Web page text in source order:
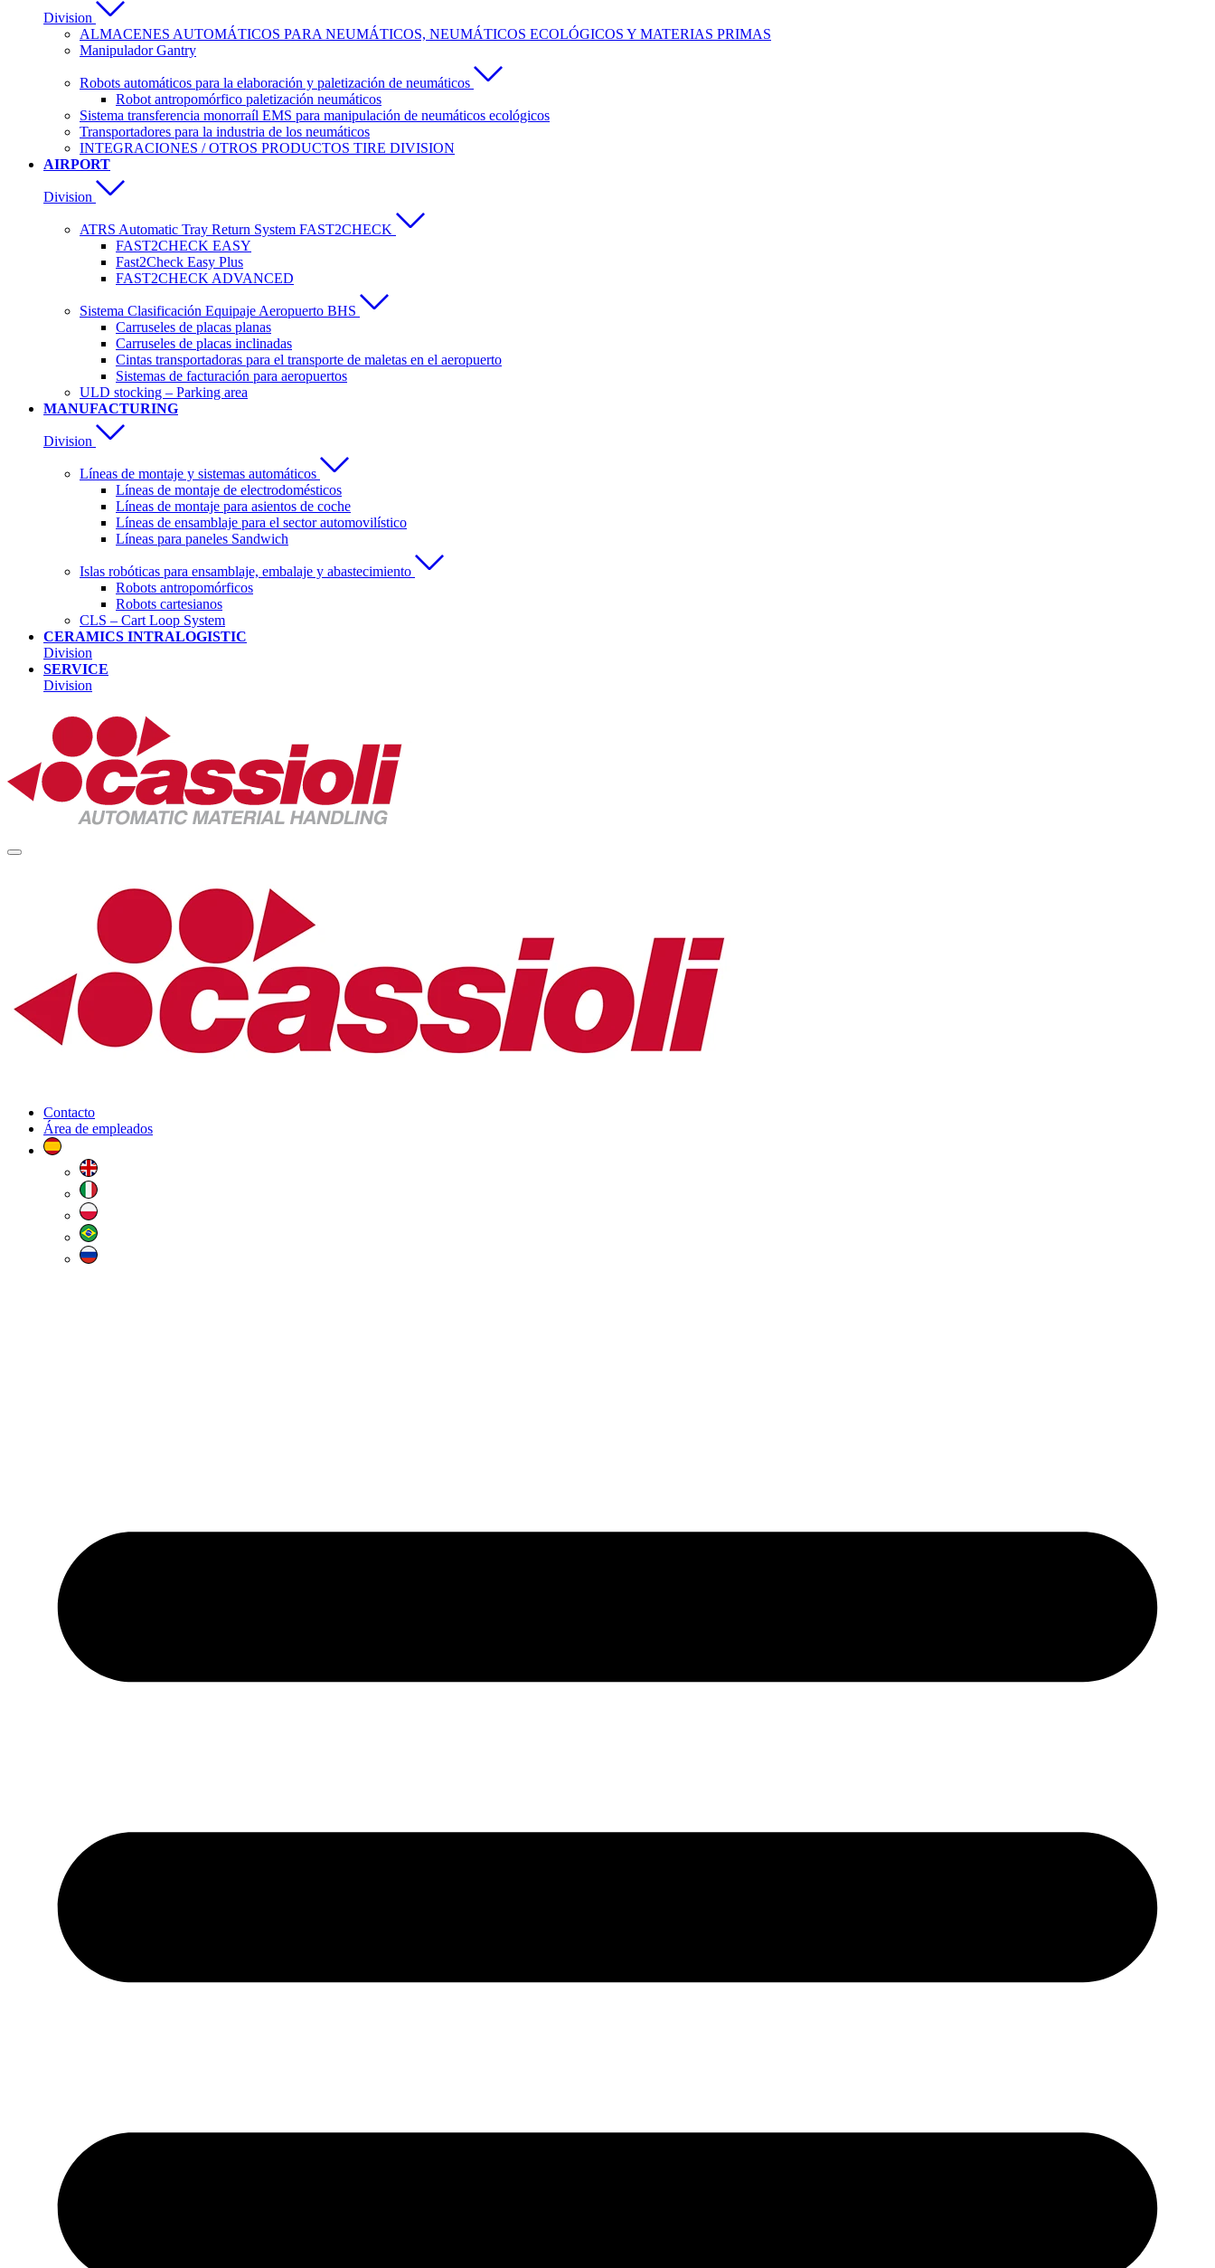
Division
ALMACENES AUTOMÁTICOS PARA NEUMÁTICOS, NEUMÁTICOS ECOLÓGICOS Y MATERIAS PRIMAS
Manipulador Gantry
Robots automáticos para la elaboración y paletización de neumáticos
Robot antropomórfico paletización neumáticos
Sistema transferencia monorraíl EMS para manipulación de neumáticos ecológicos
Transportadores para la industria de los neumáticos
INTEGRACIONES / OTROS PRODUCTOS TIRE DIVISION
AIRPORT
Division
ATRS Automatic Tray Return System FAST2CHECK
FAST2CHECK EASY
Fast2Check Easy Plus
FAST2CHECK ADVANCED
Sistema Clasificación Equipaje Aeropuerto BHS
Carruseles de placas planas
Carruseles de placas inclinadas
Cintas transportadoras para el transporte de maletas en el aeropuerto
Sistemas de facturación para aeropuertos
ULD stocking – Parking area
MANUFACTURING
Division
Líneas de montaje y sistemas automáticos
Líneas de montaje de electrodomésticos
Líneas de montaje para asientos de coche
Líneas de ensamblaje para el sector automovilístico
Líneas para paneles Sandwich
Islas robóticas para ensamblaje, embalaje y abastecimiento
Robots antropomórficos
Robots cartesianos
CLS – Cart Loop System
CERAMICS INTRALOGISTIC
Division
SERVICE
Division
Contacto
Área de empleados